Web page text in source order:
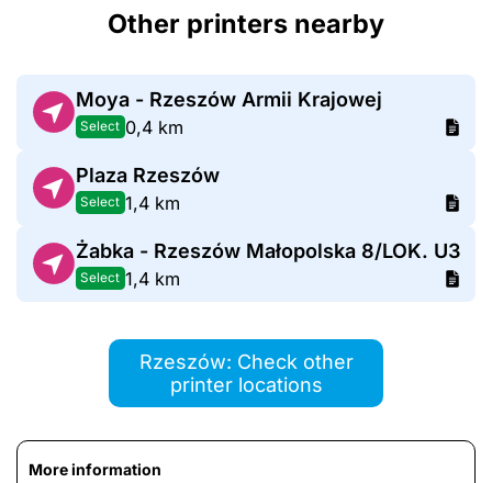
Other printers nearby
Moya - Rzeszów Armii Krajowej
Select 0,4 km
Plaza Rzeszów
Select 1,4 km
Żabka - Rzeszów Małopolska 8/LOK. U3
Select 1,4 km
Rzeszów: Check other
printer locations
More information